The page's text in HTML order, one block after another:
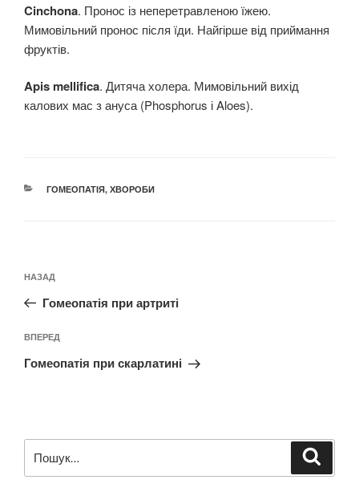
Cinchona. Пронос із неперетравленою їжею.
Мимовільний пронос після їди. Найгірше від приймання
фруктів.
Apis mellifica. Дитяча холера. Мимовільний вихід
калових мас з ануса (Phosphorus і Aloes).
КАТЕГОРІЇ
ГОМЕОПАТІЯ, ХВОРОБИ
записів
Попередній
запис:
НАЗАД
Гомеопатія при артриті
Наступний
запис
ВПЕРЕД
Гомеопатія при скарлатині
за